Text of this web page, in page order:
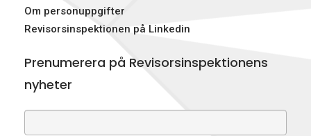
Om personuppgifter
Revisorsinspektionen på Linkedin
Prenumerera på Revisorsinspektionens
nyheter